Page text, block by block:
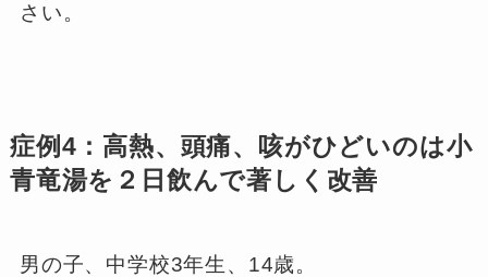
さい。
症例4：高熱、頭痛、咳がひどいのは小
青竜湯を２日飲んで著しく改善
男の子、中学校3年生、14歳。